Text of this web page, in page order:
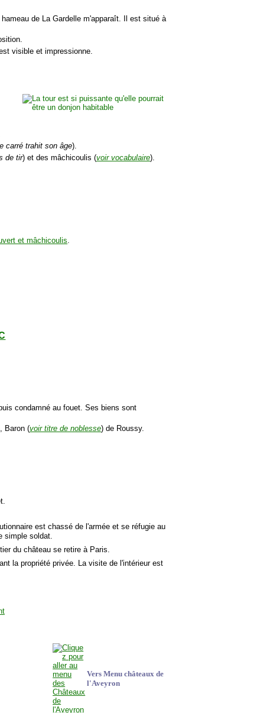
de La Gardelle m'apparaît. Il est situé à
visible et impressionne.
carré trahit son âge).
de tir) et des mâchicoulis (voir vocabulaire).
et mâchicoulis
condamné au fouet. Ses biens sont
Baron (voir titre de noblesse) de Roussy.
est chassé de l'armée et se réfugie au
simple soldat.
du château se retire à Paris.
la propriété privée. La visite de l'intérieur est
Vers Menu châteaux de
l'Aveyron